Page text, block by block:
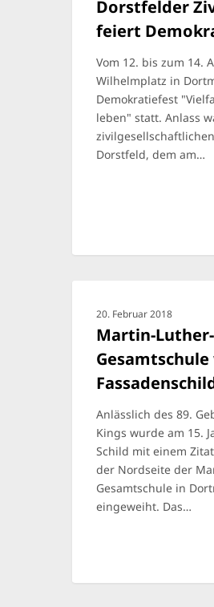
Dorstfelder
feiert
Vom 12. bis zum 14.
Wilhelmplatz in
Demokratiefest
leben" statt. Anlass
Dorstfeld, dem am…
20. Februar 2018
Martin-
Anlässlich des 89.
Kings wurde am 15.
Schild mit einem
der Nordseite der
Gesamtschule in
eingeweiht. Das…